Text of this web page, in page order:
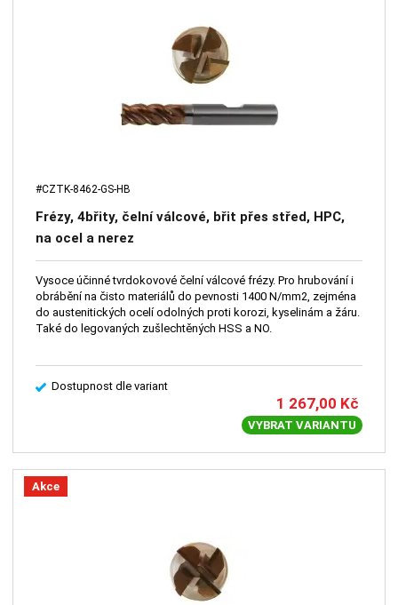
#CZTK-8462-GS-HB
Frézy, 4břity, čelní válcové, břit přes střed, HPC,
na ocel a nerez
Vysoce účinné tvrdokovové čelní válcové frézy. Pro hrubování i
obrábění na čisto materiálů do pevnosti 1400 N/mm2, zejména
do austenitických ocelí odolných proti korozi, kyselinám a žáru.
Také do legovaných zušlechtěných HSS a NO.
Dostupnost dle variant
1 267,00 Kč
VYBRAT VARIANTU
Akce